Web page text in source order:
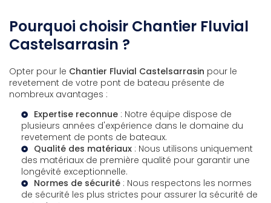
Pourquoi choisir Chantier Fluvial
Castelsarrasin ?
Opter pour le Chantier Fluvial Castelsarrasin pour le
revetement de votre pont de bateau présente de
nombreux avantages :
Expertise reconnue : Notre équipe dispose de
plusieurs années d'expérience dans le domaine du
revetement de ponts de bateaux.
Qualité des matériaux : Nous utilisons uniquement
des matériaux de première qualité pour garantir une
longévité exceptionnelle.
Normes de sécurité : Nous respectons les normes
de sécurité les plus strictes pour assurer la sécurité de